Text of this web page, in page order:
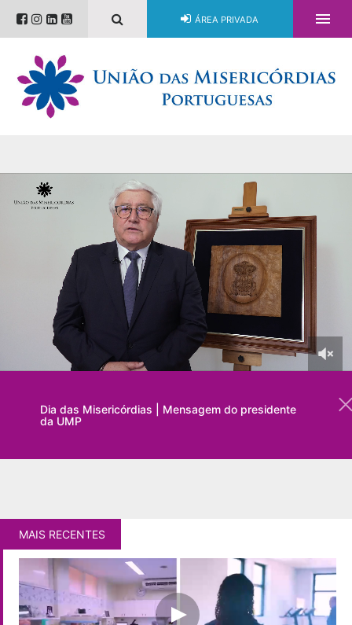
ÁREA PRIVADA 
Dia das Misericórdias | Mensagem do presidente
da UMP
MAIS RECENTES